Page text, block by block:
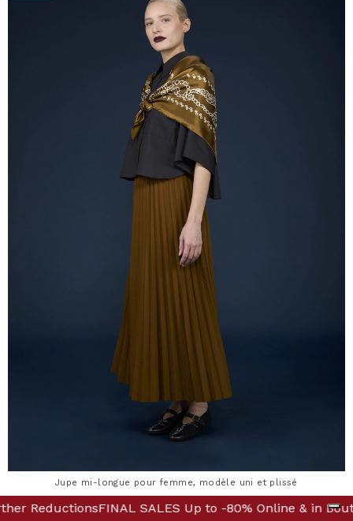
Discover Further Reductions FINAL SALES
Jupe mi-longue pour femme, modèle uni et plissé
-80% Online & in Boutique! Discover Further Reductions